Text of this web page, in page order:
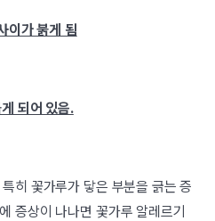
이가 붉게 됨
되어 있음.
히 꽃가루가 닿은 부분을 긁는 증
증상이 나나면 꽃가루 알레르기